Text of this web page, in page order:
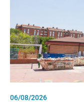
06/08/2026